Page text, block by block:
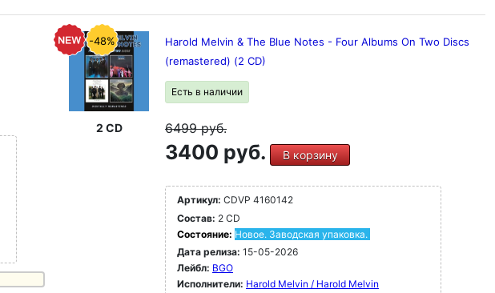
-48%
2 CD
Harold Melvin & The Blue Notes - Four Albums On Two Discs
(remastered) (2 CD)
Есть в наличии
6499руб.
3400 руб. В корзину
Артикул: CDVP 4160142
Состав: 2 CD
Состояние: Новое. Заводская упаковка.
Дата релиза: 15-05-2026
Лейбл: BGO
Исполнители: Harold Melvin / Harold Melvin